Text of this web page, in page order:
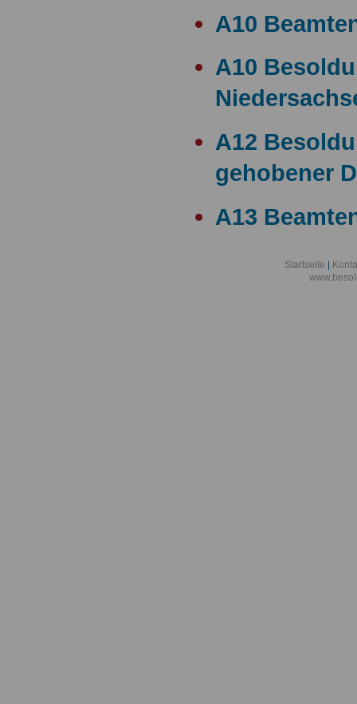
A10
A10
A12
gehobener
A13
A13
Startseite